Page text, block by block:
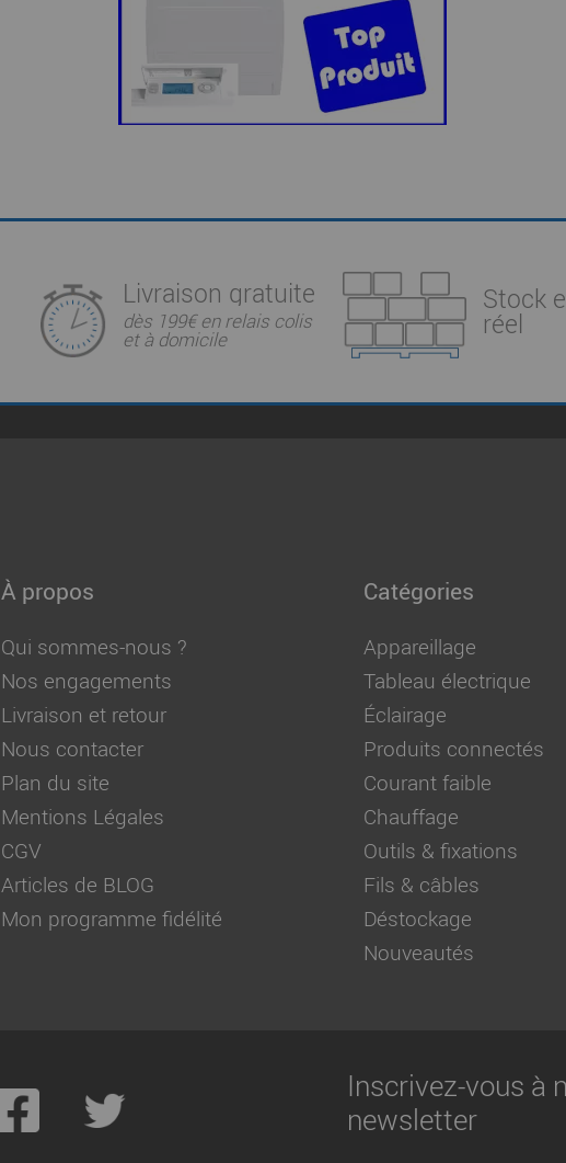
Livraison gratuite
dès 199€ en relais colis
et à domicile
Stock
réel
À propos
Qui sommes-nous ?
Nos engagements
Livraison et retour
Nous contacter
Plan du site
Mentions Légales
CGV
Articles de BLOG
Mon programme fidélité
Catégories
Appareillage
Tableau électrique
Éclairage
Produits connectés
Courant faible
Chauffage
Outils & fixations
Fils & câbles
Déstockage
Nouveautés
Inscrivez-vous à
newsletter